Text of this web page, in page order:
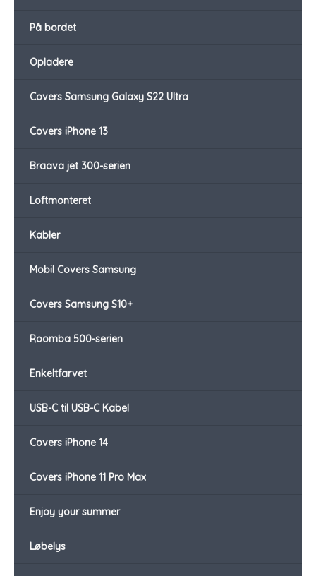
På bordet
Opladere
Covers Samsung Galaxy S22 Ultra
Covers iPhone 13
Braava jet 300-serien
Loftmonteret
Kabler
Mobil Covers Samsung
Covers Samsung S10+
Roomba 500-serien
Enkeltfarvet
USB-C til USB-C Kabel
Covers iPhone 14
Covers iPhone 11 Pro Max
Enjoy your summer
Løbelys